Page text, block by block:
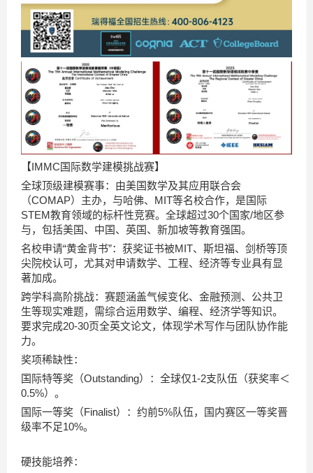
【IMMC国际数学建模挑战赛】
全球顶级建模赛事：由美国数学及其应用联合会
（COMAP）主办，与哈佛、MIT等名校合作，是国际
STEM教育领域的标杆性竞赛。全球超过30个国家/地区参
与，包括美国、中国、英国、新加坡等教育强国。
名校申请“黄金背书”：获奖证书被MIT、斯坦福、剑桥等顶
尖院校认可，尤其对申请数学、工程、经济等专业具有显
著加成。
跨学科高阶挑战：赛题涵盖气候变化、金融预测、公共卫
生等现实难题，需综合运用数学、编程、经济学等知识。
要求完成20-30页全英文论文，体现学术写作与团队协作能
力。
奖项稀缺性：
国际特等奖（Outstanding）：全球仅1-2支队伍（获奖率＜
0.5%）。
国际一等奖（Finalist）：约前5%队伍，国内赛区一等奖晋
级率不足10%。
硬技能培养：